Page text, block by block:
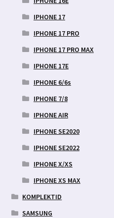
IPHONE 17
IPHONE 17 PRO
IPHONE 17 PRO MAX
IPHONE 17E
IPHONE 6/6s
IPHONE 7/8
IPHONE AIR
IPHONE SE2020
IPHONE SE2022
IPHONE X/XS
IPHONE XS MAX
KOMPLEKTID
SAMSUNG